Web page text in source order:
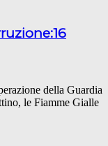
della Guardia
le Fiamme Gialle